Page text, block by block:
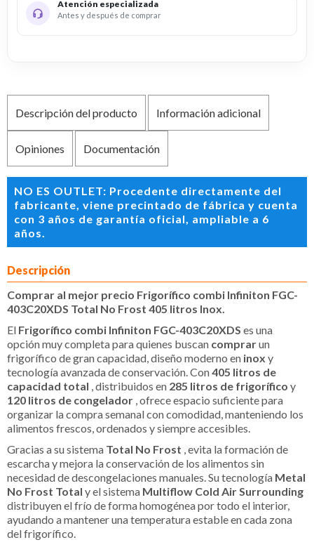
Atención especializada
Antes y después de comprar
Descripción del producto Información adicional
Opiniones Documentación
NO ES OUTLET: Procedente directamente del
fabricante, viene precintado de fábrica y cuenta
con 3 años de garantía oficial, ampliable a 6
años.
Descripción
Comprar al mejor precio Frigorífico combi Infiniton FGC-
403C20XDS Total No Frost 405 litros Inox.
El Frigorífico combi Infiniton FGC-403C20XDS es una
opción muy completa para quienes buscan comprarun
frigorífico de gran capacidad, diseño moderno en inox y
tecnología avanzada de conservación. Con405 litros de
capacidad total , distribuidos en 285 litros de frigorífico y
120 litros de congelador , ofrece espacio suficiente para
organizar la compra semanal con comodidad, manteniendo los
alimentos frescos, ordenados y siempre accesibles.
Gracias a su sistema Total No Frost , evita la formación de
escarcha y mejora la conservación de los alimentos sin
necesidad de descongelaciones manuales. Su tecnología Metal
No Frost Total y el sistema Multiflow Cold Air Surrounding
distribuyen el frío de forma homogénea por todo el interior,
ayudando a mantener una temperatura estable en cada zona
del frigorífico.